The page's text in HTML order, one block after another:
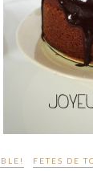
FETES DE